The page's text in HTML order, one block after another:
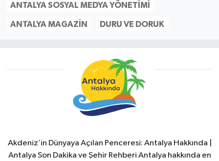
ANTALYA SOSYAL MEDYA YÖNETIMI
ANTALYA MAGAZIN DURU VE DORUK
Akdeniz’in Dünyaya Açılan Penceresi: Antalya Hakkında |
Antalya Son Dakika ve Şehir Rehberi Antalya hakkında en